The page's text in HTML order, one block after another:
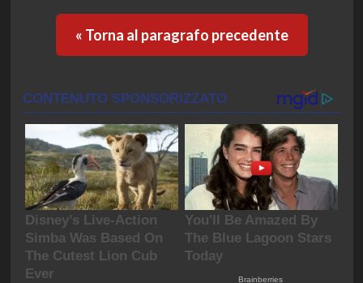
« Torna al paragrafo precedente